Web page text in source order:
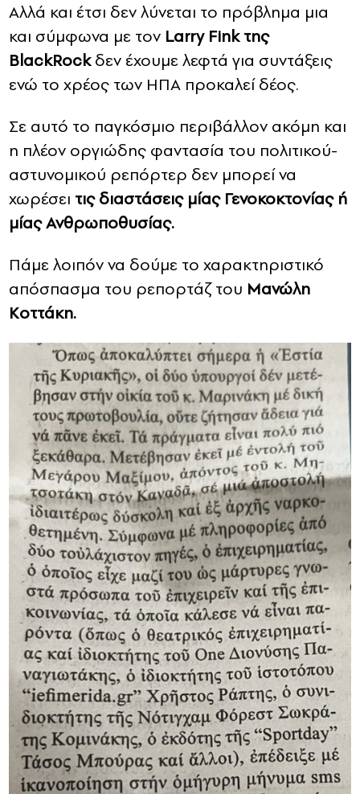
Aλλά και έτσι δεν λύνεται το πρόβλημα μια
και σύμφωνα με τον Larry Fink της
BlackRockδεν έχουμε λεφτά για συντάξεις
ενώ το χρέος των ΗΠΑ προκαλεί δέος.
Σε αυτό το παγκόσμιο περιβάλλον ακόμη και
η πλέον οργιώδης φαντασία του πολιτικού-
αστυνομικού ρεπόρτερ δεν μπορεί να
χωρέσει τις διαστάσεις μίας Γενοκοκτονίας ή
μίας Ανθρωποθυσίας.
Πάμε λοιπόν να δούμε το χαρακτηριστικό
απόσπασμα του ρεπορτάζ του Μανώλη
Κοττάκη.